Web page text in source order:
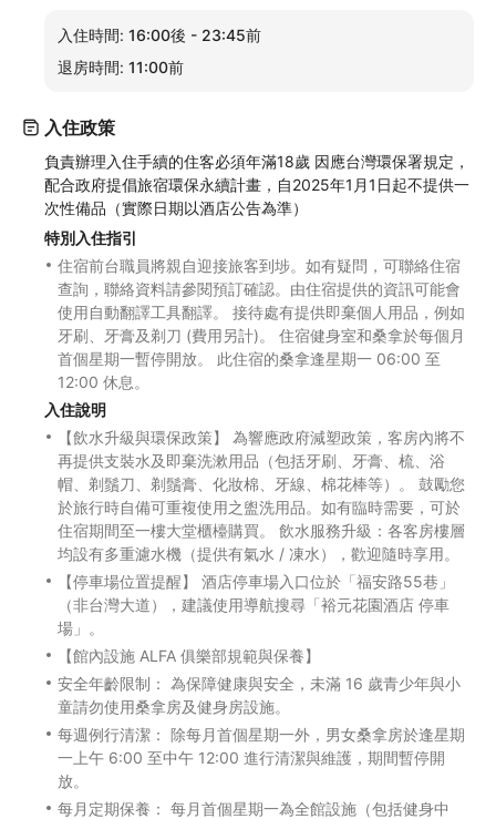
入住時間: 16:00後 - 23:45前
退房時間: 11:00前
入住政策
負責辦理入住手續的住客必須年滿18歲 因應台灣環保署規定，
配合政府提倡旅宿環保永續計畫，自2025年1月1日起不提供一
次性備品（實際日期以酒店公告為準）
特別入住指引
住宿前台職員將親自迎接旅客到埗。如有疑問，可聯絡住宿
查詢，聯絡資料請參閱預訂確認。由住宿提供的資訊可能會
使用自動翻譯工具翻譯。 接待處有提供即棄個人用品，例如
牙刷、牙膏及剃刀 (費用另計)。 住宿健身室和桑拿於每個月
首個星期一暫停開放。 此住宿的桑拿逢星期一 06:00 至
12:00 休息。
入住說明
【飲水升級與環保政策】 為響應政府減塑政策，客房內將不
再提供支裝水及即棄洗漱用品（包括牙刷、牙膏、梳、浴
帽、剃鬚刀、剃鬚膏、化妝棉、牙線、棉花棒等）。 鼓勵您
於旅行時自備可重複使用之盥洗用品。如有臨時需要，可於
住宿期間至一樓大堂櫃檯購買。 飲水服務升級：各客房樓層
均設有多重濾水機（提供有氣水 / 凍水），歡迎隨時享用。
【停車場位置提醒】 酒店停車場入口位於「福安路55巷」
（非台灣大道），建議使用導航搜尋「裕元花園酒店 停車
場」。
【館內設施 ALFA 俱樂部規範與保養】
安全年齡限制： 為保障健康與安全，未滿 16 歲青少年與小
童請勿使用桑拿房及健身房設施。
每週例行清潔： 除每月首個星期一外，男女桑拿房於逢星期
一上午 6:00 至中午 12:00 進行清潔與維護，期間暫停開
放。
每月定期保養： 每月首個星期一為全館設施（包括健身中